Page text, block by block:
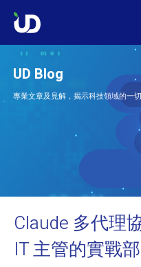
UD Blog
專業文章及見解，揭示科技領域的一切
Claude 多代理
IT 主管的實戰